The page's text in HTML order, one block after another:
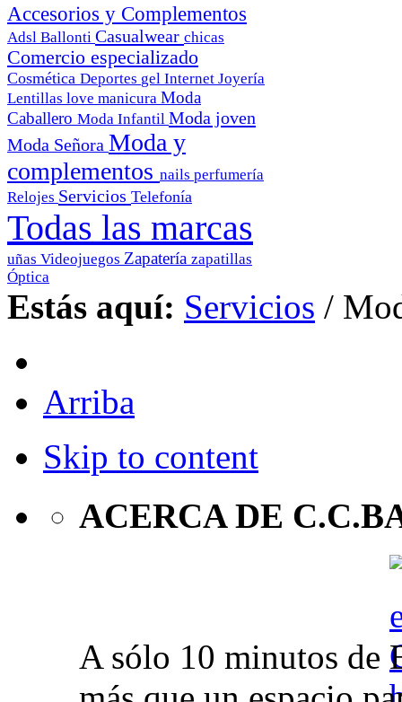
Accesorios y Complementos
Adsl Ballonti Casualwear chicas
Comercio especializado
Cosmética Deportes gel Internet Joyería
Lentillas love manicura Moda
Caballero Moda Infantil Moda joven
Moda Señora Moda y
complementos nails perfumería
Relojes Servicios Telefonía
Todas las marcas
uñas Videojuegos Zapatería zapatillas
Óptica
Estás aquí: Servicios /
Arriba
Skip to content
ACERCA DE
A sólo 10 minutos de